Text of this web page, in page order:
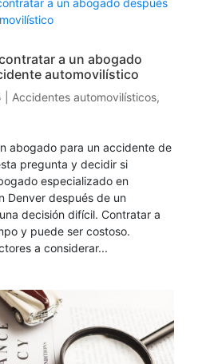
a un abogado
automovilístico
Accidentes automovilísticos,
abogado para un accidente de
pregunta y decidir si
especializado en
Denver después de un
decisión difícil. Contratar a
y puede ser costoso.
a considerar...